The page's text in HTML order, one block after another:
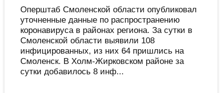
Оперштаб Смоленской области опубликовал
уточненные данные по распространению
коронавируса в районах региона. За сутки в
Смоленской области выявили 108
инфицированных, из них 64 пришлись на
Смоленск. В Холм-Жирковском районе за
сутки добавилось 8 инф...